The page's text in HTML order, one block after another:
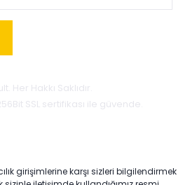
Her Hakkı Saklıdır.
SSL sertifikası ile güvende.
girişimlerine karşı sizleri bilgilendirmek